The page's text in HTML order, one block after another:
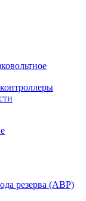
резерва (АВР)